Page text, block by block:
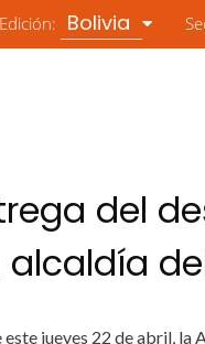
Edición: Bolivia
del
este jueves 22 de abril, la